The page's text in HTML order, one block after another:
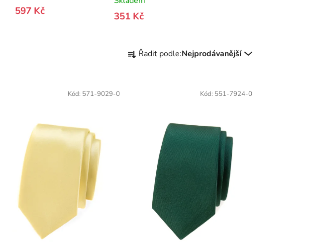
597 Kč 351 Kč
a Řadit podle:Nejprodávanější
Kód: 571-9029-0 Kód: 551-7924-0